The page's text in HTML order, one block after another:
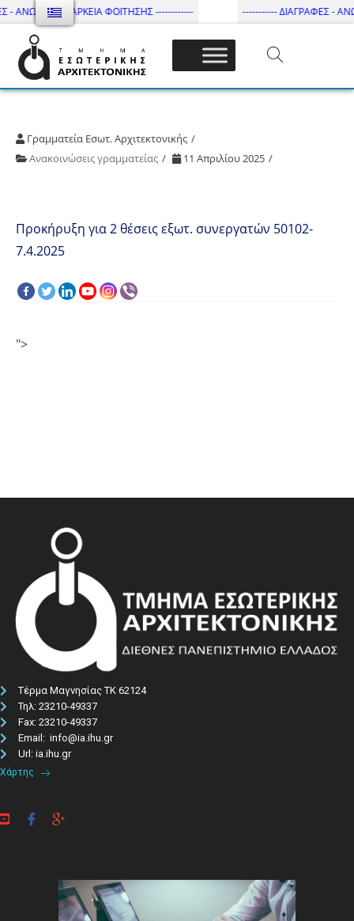
ΑΝΩΤΑΤΗ ΔΙΑΡΚΕΙΑ ΦΟΙΤΗΣΗΣ ------------ ----------- ΔΙΑΓΡΑΦΕΣ -
Τμήμα Εσωτ. Αρχιτεκτονικής – ΔΙ.ΠΑ.Ε
Γραμματεία Εσωτ. Αρχιτεκτονικής
Ανακοινώσεις γραμματείας
11 Απριλίου 2025
Προκήρυξη για 2 θέσεις εξωτ. συνεργατών 50102-
7.4.2025
">
Τέρμα Μαγνησίας ΤΚ 62124
Τηλ: 23210-49337​
Fax: 23210-49337
Email: info@ia.ihu.gr
Url: ia.ihu.gr
Χάρτης